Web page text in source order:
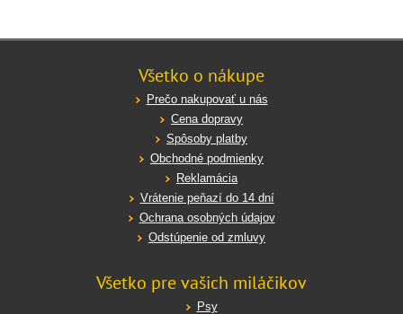
Všetko o nákupe
Prečo nakupovať u nás
Cena dopravy
Spôsoby platby
Obchodné podmienky
Reklamácia
Vrátenie peňazí do 14 dní
Ochrana osobných údajov
Odstúpenie od zmluvy
Všetko pre vašich miláčikov
Psy